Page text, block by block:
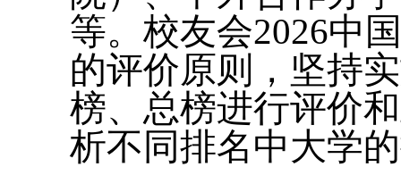
等。校友会2026中
的评价原则，坚持
榜、总榜进行评价
析不同排名中大学